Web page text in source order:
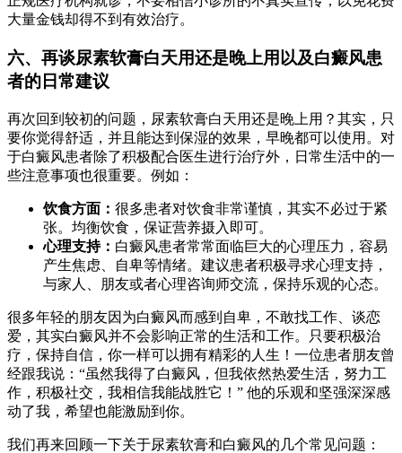
大量金钱却得不到有效治疗。
六、再谈尿素软膏白天用还是晚上用以及白癜风患
者的日常建议
再次回到较初的问题，尿素软膏白天用还是晚上用？其实，只
要你觉得舒适，并且能达到保湿的效果，早晚都可以使用。对
于白癜风患者除了积极配合医生进行治疗外，日常生活中的一
些注意事项也很重要。例如：
饮食方面： 很多患者对饮食非常谨慎，其实不必过于紧
张。均衡饮食，保证营养摄入即可。
心理支持： 白癜风患者常常面临巨大的心理压力，容易
产生焦虑、自卑等情绪。建议患者积极寻求心理支持，
与家人、朋友或者心理咨询师交流，保持乐观的心态。
很多年轻的朋友因为白癜风而感到自卑，不敢找工作、谈恋
爱，其实白癜风并不会影响正常的生活和工作。只要积极治
疗，保持自信，你一样可以拥有精彩的人生！一位患者朋友曾
经跟我说：“虽然我得了白癜风，但我依然热爱生活，努力工
作，积极社交，我相信我能战胜它！” 他的乐观和坚强深深感
动了我，希望也能激励到你。
我们再来回顾一下关于尿素软膏和白癜风的几个常见问题：